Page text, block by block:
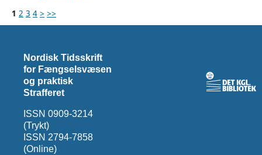
1 2 3 4 > >>
Nordisk Tidsskrift
for Fængselsvæsen
og praktisk
Strafferet
ISSN 0909-3214
(Trykt)
ISSN 2794-7858
(Online)